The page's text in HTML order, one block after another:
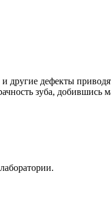
другие дефекты
зуба, добившись